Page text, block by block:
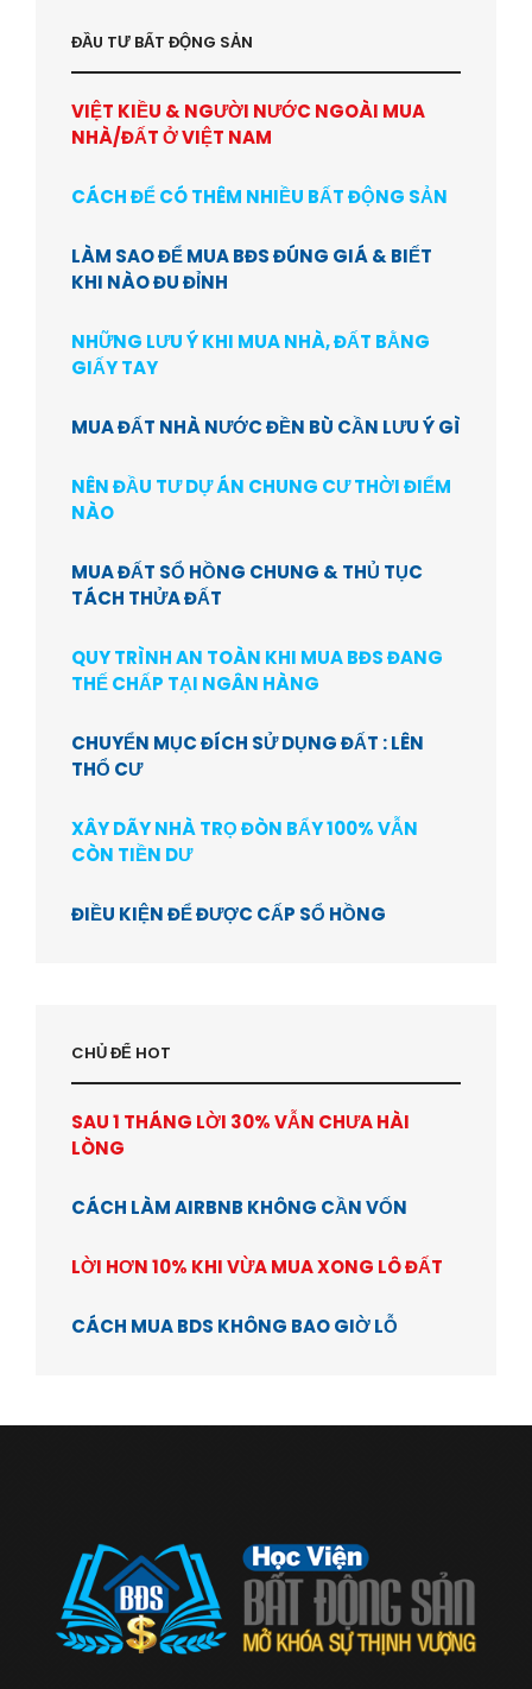
ĐẦU TƯ BẤT ĐỘNG SẢN
VIỆT KIỀU & NGƯỜI NƯỚC NGOÀI MUA
NHÀ/ĐẤT Ở VIỆT NAM
CÁCH ĐỂ CÓ THÊM NHIỀU BẤT ĐỘNG SẢN
LÀM SAO ĐỂ MUA BĐS ĐÚNG GIÁ & BIẾT
KHI NÀO ĐU ĐỈNH
NHỮNG LƯU Ý KHI MUA NHÀ, ĐẤT BẰNG
GIẤY TAY
MUA ĐẤT NHÀ NƯỚC ĐỀN BÙ CẦN LƯU Ý GÌ
NÊN ĐẦU TƯ DỰ ÁN CHUNG CƯ THỜI ĐIỂM
NÀO
MUA ĐẤT SỔ HỒNG CHUNG & THỦ TỤC
TÁCH THỬA ĐẤT
QUY TRÌNH AN TOÀN KHI MUA BĐS ĐANG
THẾ CHẤP TẠI NGÂN HÀNG
CHUYỂN MỤC ĐÍCH SỬ DỤNG ĐẤT : LÊN
THỔ CƯ
XÂY DÃY NHÀ TRỌ ĐÒN BẨY 100% VẪN
CÒN TIỀN DƯ
ĐIỀU KIỆN ĐỂ ĐƯỢC CẤP SỔ HỒNG
CHỦ ĐỂ HOT
SAU 1 THÁNG LỜI 30% VẪN CHƯA HÀI
LÒNG
CÁCH LÀM AIRBNB KHÔNG CẦN VỐN
LỜI HƠN 10% KHI VỪA MUA XONG LÔ ĐẤT
CÁCH MUA BDS KHÔNG BAO GIỜ LỖ